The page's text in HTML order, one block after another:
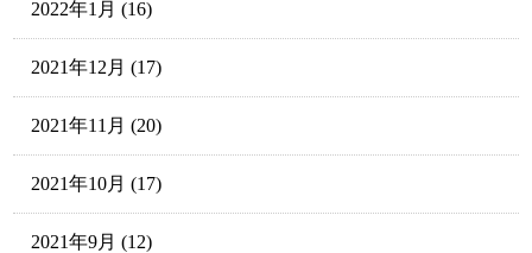
2022年1月 (16)
2021年12月 (17)
2021年11月 (20)
2021年10月 (17)
2021年9月 (12)